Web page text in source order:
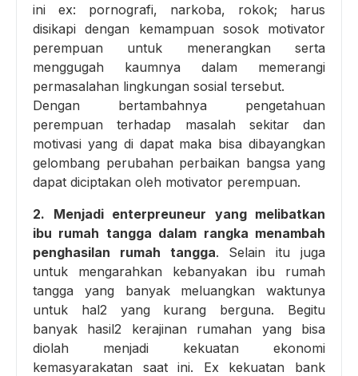
ini ex: pornografi, narkoba, rokok; harus
disikapi dengan kemampuan sosok motivator
perempuan untuk menerangkan serta
menggugah kaumnya dalam memerangi
permasalahan lingkungan sosial tersebut.
Dengan bertambahnya pengetahuan
perempuan terhadap masalah sekitar dan
motivasi yang di dapat maka bisa dibayangkan
gelombang perubahan perbaikan bangsa yang
dapat diciptakan oleh motivator perempuan.
2. Menjadi enterpreuneur yang melibatkan
ibu rumah tangga dalam rangka menambah
penghasilan rumah tangga. Selain itu juga
untuk mengarahkan kebanyakan ibu rumah
tangga yang banyak meluangkan waktunya
untuk hal2 yang kurang berguna. Begitu
banyak hasil2 kerajinan rumahan yang bisa
diolah menjadi kekuatan ekonomi
kemasyarakatan saat ini. Ex kekuatan bank